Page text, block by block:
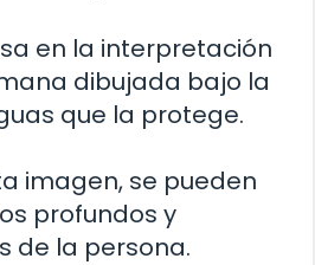
en la interpretación
dibujada bajo la
que la protege.
imagen, se pueden
profundos y
de la persona.